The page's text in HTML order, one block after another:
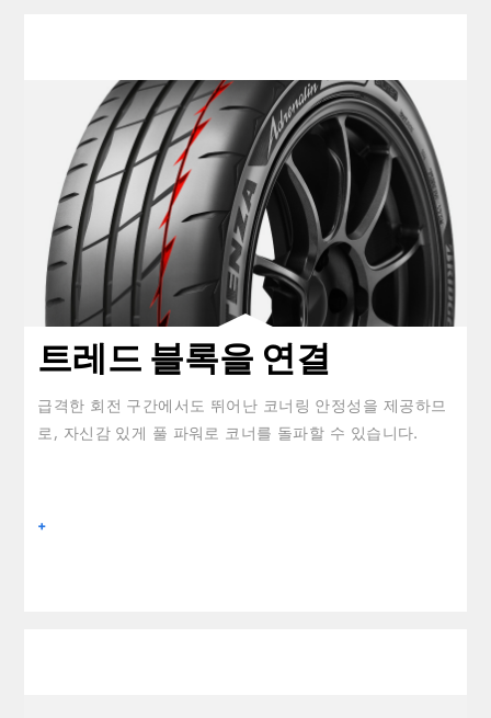
clickable image of 트레드 블록을 연결
트레드 블록을 연결
급격한 회전 구간에서도 뛰어난 코너링 안정성을 제공하므
로, 자신감 있게 풀 파워로 코너를 돌파할 수 있습니다.
+